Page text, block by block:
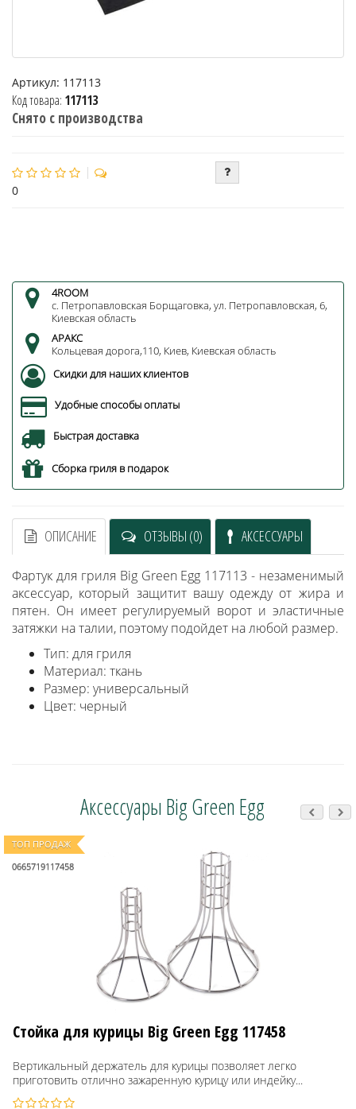
Артикул: 117113
Код товара: 117113
Снято с производства
0
4ROOM
с. Петропавловская Борщаговка, ул. Петропавловская, 6,
Киевская область
АРАКС
Кольцевая дорога,110, Киев, Киевская область
Скидки для наших клиентов
Удобные способы оплаты
Быстрая доставка
Сборка гриля в подарок
ОПИСАНИЕ ОТЗЫВЫ (0) АКСЕССУАРЫ
Фартук для гриля Big Green Egg 117113 - незаменимый
аксессуар, который защитит вашу одежду от жира и
пятен. Он имеет регулируемый ворот и эластичные
затяжки на талии, поэтому подойдет на любой размер.
Тип: для гриля
Материал: ткань
Размер: универсальный
Цвет: черный
Аксессуары Big Green Egg
ТОП ПРОДАЖ
0665719117458
Стойка для курицы Big Green Egg 117458
Вертикальный держатель для курицы позволяет легко
приготовить отлично зажаренную курицу или индейку...